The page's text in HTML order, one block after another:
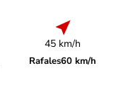
45 km/h
Rafales60 km/h